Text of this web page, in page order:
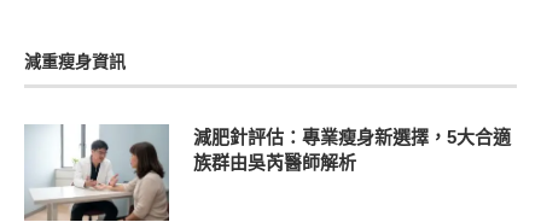
減重瘦身資訊
減肥針評估：專業瘦身新選擇，5大合適
族群由吳芮醫師解析